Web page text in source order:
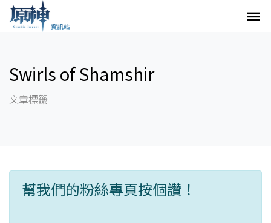
Swirls of Shamshir
文章標籤
幫我們的粉絲專頁按個讚！